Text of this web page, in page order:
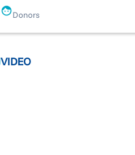
Donors
VIDEO